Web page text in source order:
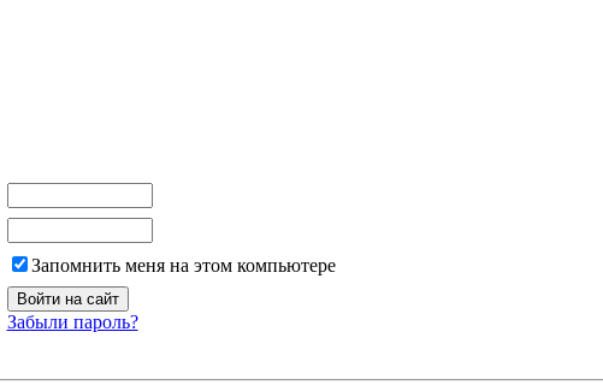
Запомнить меня на этом компьютере
Забыли пароль?